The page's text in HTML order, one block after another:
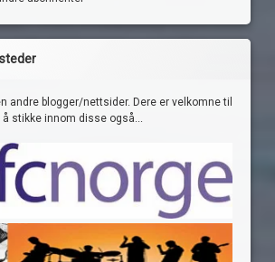
andre blogger/nettsider. Dere er velkomne til
å stikke innom disse også...